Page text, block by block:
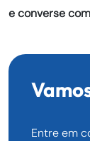
e converse
Entre em